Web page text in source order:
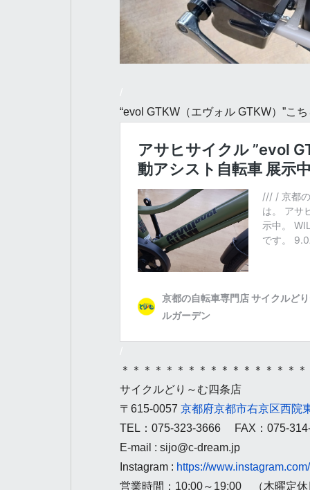
“evol GTKW（エヴォル GTKW）”こ
＊＊＊＊＊＊＊＊＊＊＊＊＊＊＊＊
サイクルどり～む四条店
〒615-0057 京都府京都市右京区西院
TEL：075-323-3666 FAX：075-
E-mail : sijo@c-dream.jp
Instagram : https://
営業時間：10:00～19:00 （木曜定休